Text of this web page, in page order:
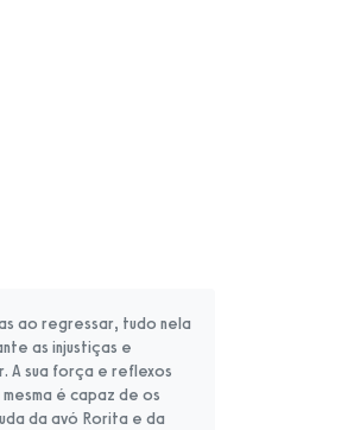
ao regressar, tudo nela
as injustiças e
A sua força e reflexos
é capaz de os
da avó Rorita e da